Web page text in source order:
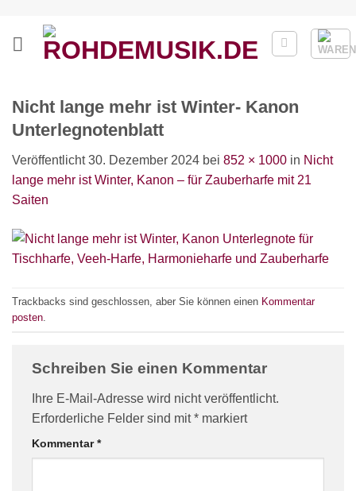
springen
Nicht lange mehr ist Winter- Kanon
Unterlegnotenblatt
Veröffentlicht30. Dezember 2024 bei 852 × 1000 in Nicht
lange mehr ist Winter, Kanon – für Zauberharfe mit 21
Saiten
Trackbacks sind geschlossen, aber Sie können einen Kommentar
posten
Schreiben Sie einen Kommentar
Ihre E-Mail-Adresse wird nicht veröffentlicht.
Erforderliche Felder sind mit* markiert
Kommentar*